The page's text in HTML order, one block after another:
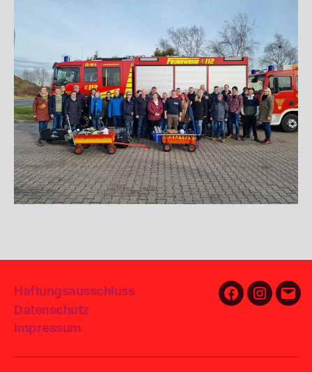
Haftungsausschluss
Datenschutz
Impressum
FacebookE-